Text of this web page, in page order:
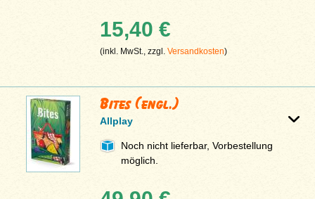
15,40 €
(inkl. MwSt., zzgl.Versandkosten)
Bites (engl.)
Allplay
Noch nicht lieferbar, Vorbestellung
möglich.